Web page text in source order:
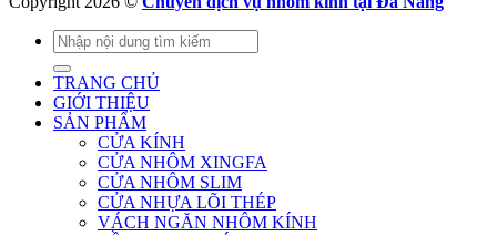
Tìm
kiếm:
TRANG CHỦ
GIỚI THIỆU
SẢN PHẨM
CỬA KÍNH
CỬA NHÔM XINGFA
CỬA NHÔM SLIM
CỬA NHỰA LÕI THÉP
VÁCH NGĂN NHÔM KÍNH